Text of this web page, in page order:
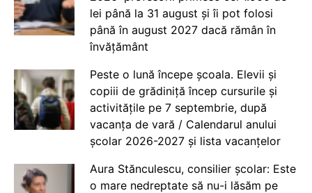
lei până la 31 august și îi pot folosi
până în august 2027 dacă rămân în
învățământ
Peste o lună începe școala. Elevii și
copiii de grădiniță încep cursurile și
activitățile pe 7 septembrie, după
vacanța de vară / Calendarul anului
școlar 2026-2027 și lista vacanțelor
Aura Stănculescu, consilier școlar: Este
o mare nedreptate să nu-i lăsăm pe